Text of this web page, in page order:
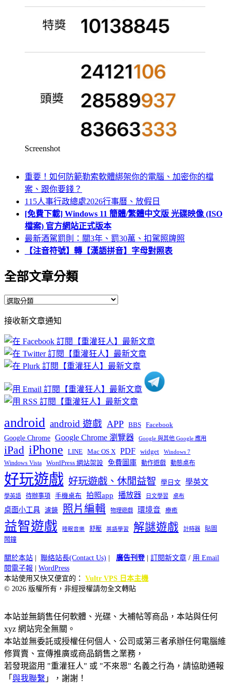
Screenshot
重要！如何防範勒索軟體綁架你的電腦、加密你的檔
案、跟你要錢？
115人事行政總處2026行事曆、放假日
[免費下載] Windows 11 簡體/繁體中文版 光碟映像 (ISO
檔案) 官方網站正式版本
最新酒駕罰則：關3年、罰30萬、扣駕照牌照
【注音符號】轉【漢語拼音】字母對照表
全部文章分類
全
文
章
分
類
接收新文章通知
android android 遊戲 APP BBS Facebook
Google Chrome Google Chrome 瀏覽器 Google 與其他 Google 應用
iPad iPhone LINE Mac OS X PDF widget Windows 7
Windows Vista WordPress 網站架設 免費圖庫 動作遊戲 動態桌布
好玩遊戲 好玩遊戲、休閒益智 學日文 學英文
學英語 待辦事項 手機桌布 拍照app 播放器 日文學習 桌布
桌面小工具 濾鏡 照片編輯 物理遊戲 環境音 療癒
益智遊戲 睡眠音樂 舒壓 英語學習 解謎遊戲 計時器
貼圖
鬧鐘
關於本站 聯絡站長(Contact Us) 廣告刊登| 訂閱新文章 / 用 Email
閱電子報
WordPress
本站使用又快又便宜的： Vultr VPS 日本主機
© 2026 版權所有，非經授權請勿全文轉貼
本站並無銷售任何軟體、光碟、大補帖等商品，本站與任何
xyz 網站完全無關。
本站並無委託或授權任何個人、公司或第三者承辦任何電腦維
修買賣、宣傳推廣或商品銷售之業務，
若發現盜用 "重灌狂人" 或 "不來恩" 名義之行為，請協助通報
「 與我聯繫 」，謝謝！